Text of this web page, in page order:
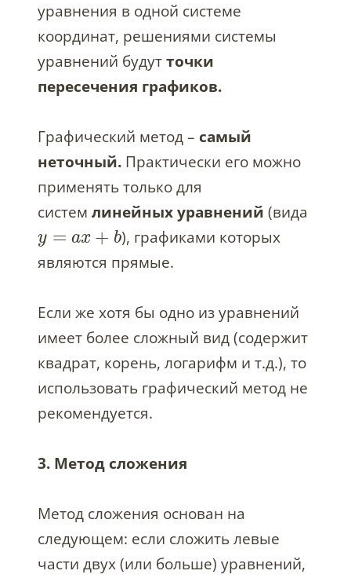
уравнения в одной системе
координат, решениями системы
уравнений будутточки
пересечения графиков.
Графический метод – самый
неточный. Практически его можно
применять только для
систем линейных уравнений (вида
y = ax + b), графиками которых
являются прямые.
Если же хотя бы одно из уравнений
имеет более сложный вид (содержит
квадрат, корень, логарифм и т.д.), то
использовать графический метод не
рекомендуется.
3. Метод сложения
Метод сложения основан на
следующем: если сложить левые
части двух (или больше) уравнений,